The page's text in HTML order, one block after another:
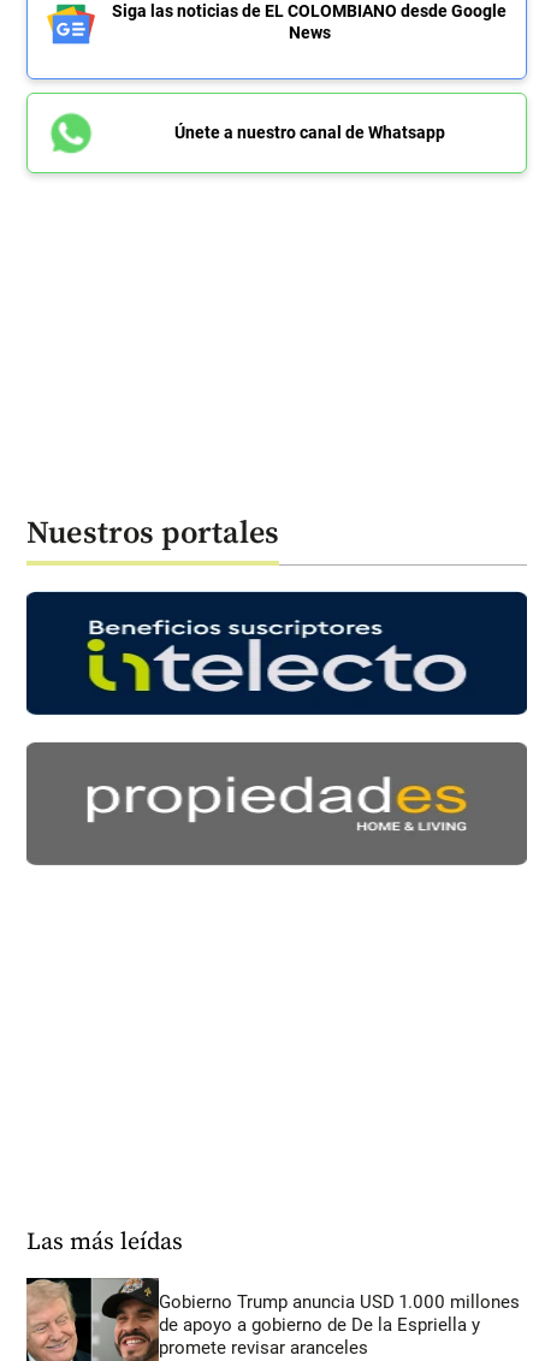
Siga las noticias de EL COLOMBIANO desde Google
News
Únete a nuestro canal de Whatsapp
Nuestros portales
Las más leídas
Gobierno Trump anuncia USD 1.000 millones
de apoyo a gobierno de De la Espriella y
promete revisar aranceles